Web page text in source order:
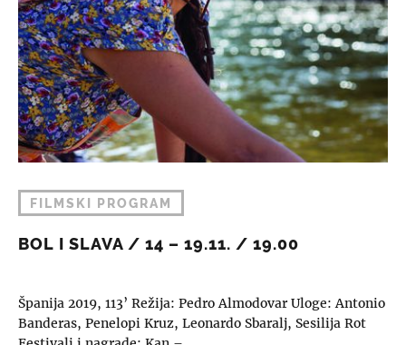
FILMSKI PROGRAM
BOL I SLAVA / 14 – 19.11. / 19.00
Španija 2019, 113’ Režija: Pedro Almodovar Uloge: Antonio
Banderas, Penelopi Kruz, Leonardo Sbaralj, Sesilija Rot